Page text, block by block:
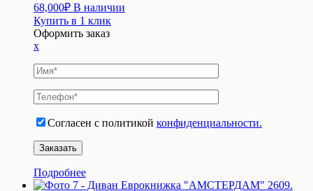
68,000₽ В наличии
Купить в 1 клик
Оформить заказ
x
Согласен с политикой конфиденциальности.
Подробнее